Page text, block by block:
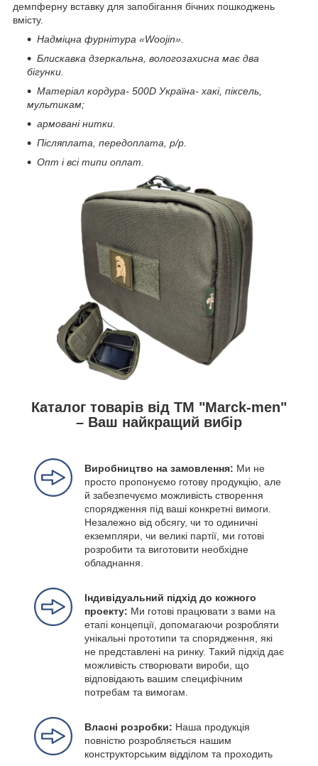
демпферну вставку для запобігання бічних пошкоджень
вмісту.
Надміцна фурнітура «Woojin».
Блискавка дзеркальна, вологозахисна має два
бігунки.
Матеріал кордура- 500D Україна- хакі, піксель,
мультикам;
армовані нитки.
Післяплата, передоплата, р/р.
Опт і всі типи оплат.
Каталог товарів від ТМ "Marck-men"
– Ваш найкращий вибір
Виробництво на замовлення: Ми не
просто пропонуємо готову продукцію, але
й забезпечуємо можливість створення
спорядження під ваші конкретні вимоги.
Незалежно від обсягу, чи то одиничні
екземпляри, чи великі партії, ми готові
розробити та виготовити необхідне
обладнання.
Індивідуальний підхід до кожного
проекту: Ми готові працювати з вами на
етапі концепції, допомагаючи розробляти
унікальні прототипи та спорядження, які
не представлені на ринку. Такий підхід дає
можливість створювати вироби, що
відповідають вашим специфічним
потребам та вимогам.
Власні розробки: Наша продукція
повністю розробляється нашим
конструкторським відділом та проходить